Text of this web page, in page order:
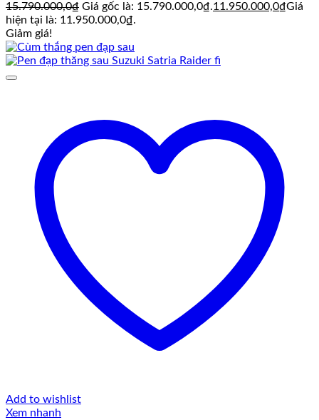
15.790.000,0₫ Giá gốc là: 15.790.000,0₫.11.950.000,0₫Giá
hiện tại là: 11.950.000,0₫.
Giảm giá!
Add to wishlist
Xem nhanh